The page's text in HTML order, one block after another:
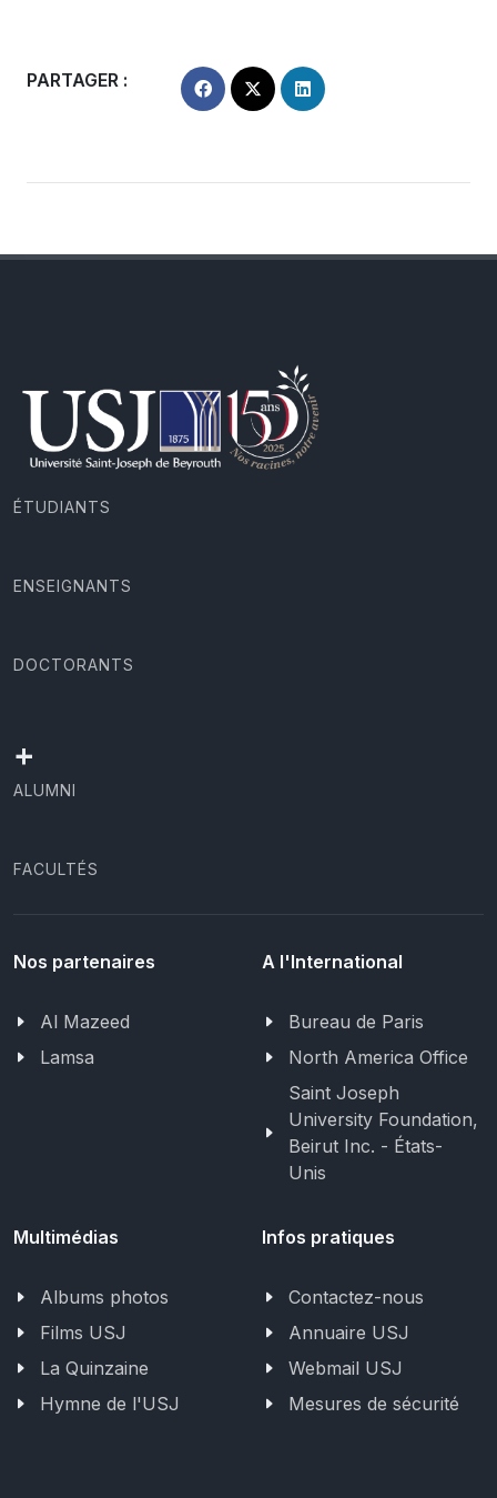
PARTAGER :
ÉTUDIANTS
ENSEIGNANTS
DOCTORANTS
+
ALUMNI
FACULTÉS
Nos partenaires
Al Mazeed
Lamsa
A l'International
Bureau de Paris
North America Office
Saint Joseph
University Foundation,
Beirut Inc. - États-
Unis
Multimédias
Albums photos
Films USJ
La Quinzaine
Hymne de l'USJ
Infos pratiques
Contactez-nous
Annuaire USJ
Webmail USJ
Mesures de sécurité